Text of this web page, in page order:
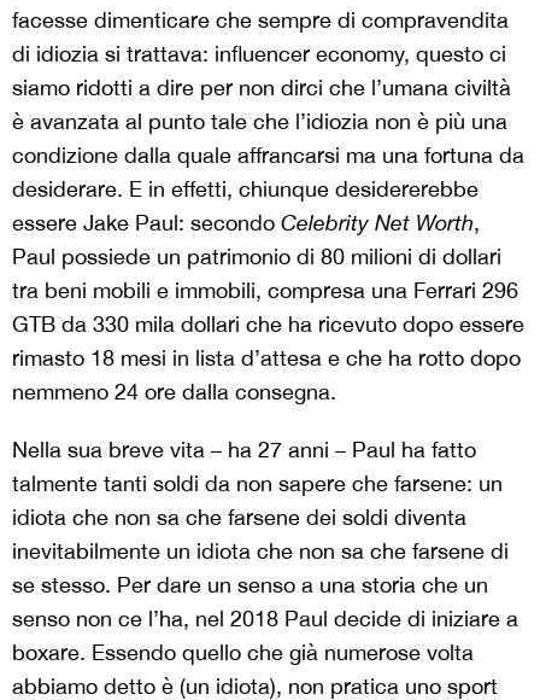
facesse dimenticare che sempre di compravendita
di idiozia si trattava: influencer economy, questo ci
siamo ridotti a dire per non dirci che l’umana civiltà
è avanzata al punto tale che l’idiozia non è più una
condizione dalla quale affrancarsi ma una fortuna da
desiderare. E in effetti, chiunque desidererebbe
essere Jake Paul: secondo Celebrity Net Worth,
Paul possiede un patrimonio di 80 milioni di dollari
tra beni mobili e immobili, compresa una Ferrari 296
GTB da 330 mila dollari che ha ricevuto dopo essere
rimasto 18 mesi in lista d’attesa e che ha rotto dopo
nemmeno 24 ore dalla consegna.
Nella sua breve vita – ha 27 anni – Paul ha fatto
talmente tanti soldi da non sapere che farsene: un
idiota che non sa che farsene dei soldi diventa
inevitabilmente un idiota che non sa che farsene di
se stesso. Per dare un senso a una storia che un
senso non ce l’ha, nel 2018 Paul decide di iniziare a
boxare. Essendo quello che già numerose volta
abbiamo detto è (un idiota), non pratica uno sport